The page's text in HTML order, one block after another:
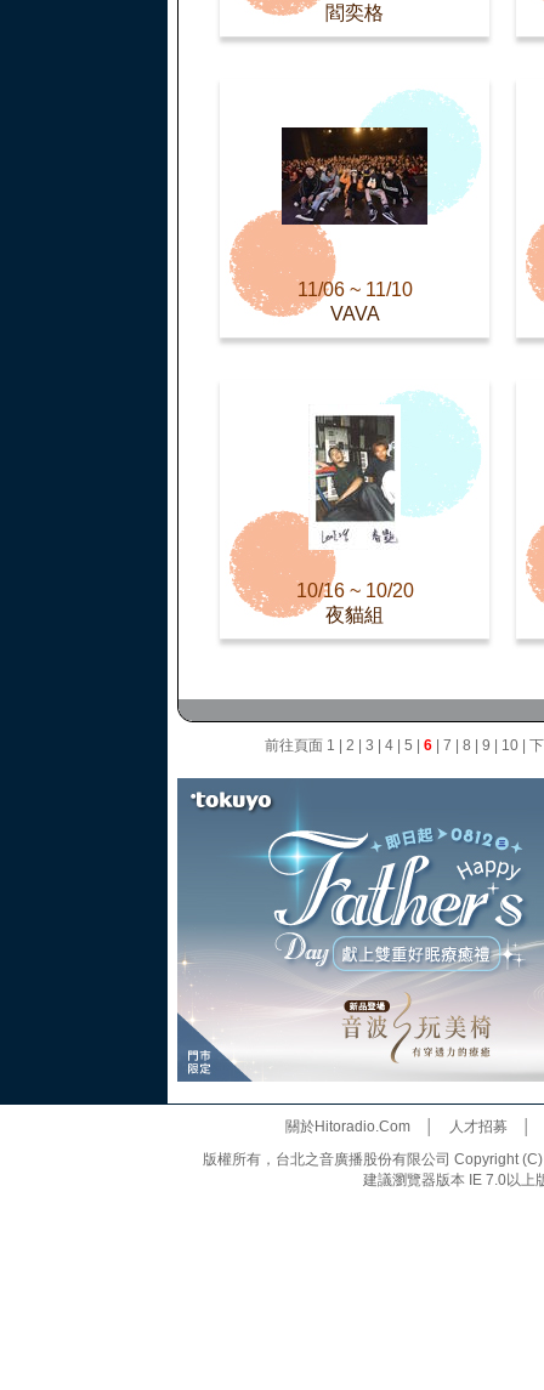
閻奕格
11/06 ~ 11/10
VAVA
10/16 ~ 10/20
夜貓組
前往頁面 1 2 3 4| 5 6| 7 8 9 10|
關於Hitoradio.Com│ 人才招募
版權所有，台北之音廣播股份有限公司 Copyright
建議瀏覽器版本 IE 7.0以上